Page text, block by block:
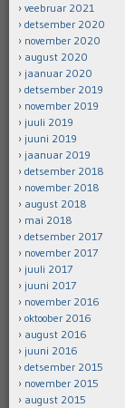
veebruar 2021
detsember 2020
november 2020
august 2020
jaanuar 2020
detsember 2019
november 2019
juuli 2019
juuni 2019
jaanuar 2019
detsember 2018
november 2018
august 2018
mai 2018
detsember 2017
november 2017
juuli 2017
juuni 2017
november 2016
oktoober 2016
august 2016
juuni 2016
detsember 2015
november 2015
august 2015